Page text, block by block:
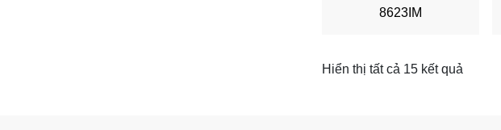
8623IM
Hiển thị tất cả 15 kết quả